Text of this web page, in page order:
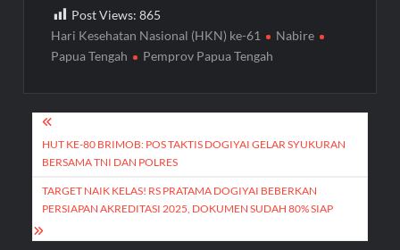
Post Views: 865
Hari Kesehatan Nasional (HKN) ke-61
Nabire
Papua Tengah
Pemprov Papua Tengah
Post
navigation
HUT KE-80 BRIMOB: POS TAKTIS DOGIYAI GELAR SYUKURAN
BERSAMA TNI DAN POLRES
TARGET NAIK KELAS! RS PRATAMA DOGIYAI BEBERKAN
PERSIAPAN AKREDITASI 2025, DOKUMEN SUDAH 80% SIAP